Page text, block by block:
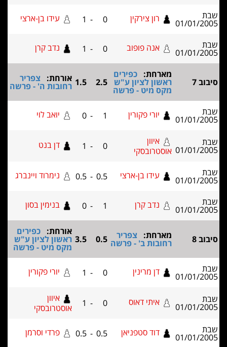
01/01/ רון צירקין 1 עידו בן-ארצי
01/01/ אנה פופוב 0
1 נדב קרן
מארחת:כפירים
ראשון לציון ע"ש
מקס מיט - פרשה
2.5
1.5 אורחת:צפריר
רחובות ה' - פרשה
01/01/ יורי פקורין 1
0 יואב לוי
01/01/
איוון
אוסטרובסקי
1 דן בנט
01/01/ עידו בן-ארצי 0.5
0.5 נימרוד ויינברג
01/01/ נדב קרן 0 בנימין בסון
מארחת:צפריר
רחובות ב' - פרשה 0.5
3.5
אורחת:כפירים
ראשון לציון ע"ש
מקס מיט - פרשה
01/01/ דן מרינין 1 יורי פקורין
01/01/ איתי דאוס 1
איוון
אוסטרובסקי
01/01/ דוד סטפניאן 0.5
0.5 פרדי וסרמן